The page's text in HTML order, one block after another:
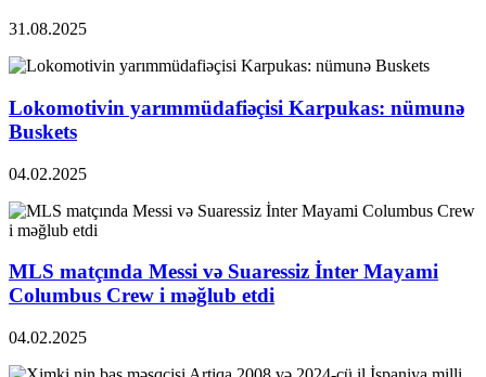
31.08.2025
Lokomotivin yarımmüdafiəçisi Karpukas: nümunə
Buskets
04.02.2025
MLS matçında Messi və Suaressiz İnter Mayami
Columbus Crew i məğlub etdi
04.02.2025